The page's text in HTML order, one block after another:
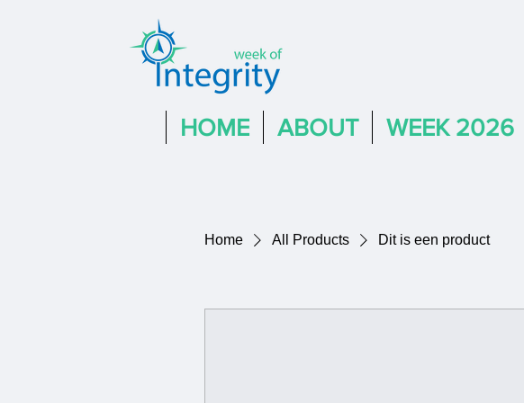
HOME ABOUT WEEK 2026
Home All Products Dit is een product